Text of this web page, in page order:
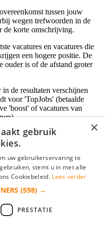
tussen jouw
wegen trefwoorden in de
de korte omschrijving.
vacatures en vacatures die
een hogere positie. De
ouder is of de afstand groter
de resultaten verschijnen
voor 'TopJobs' (betaalde
'boost' of vacatures van
×
gebruik
uw gebruikerservaring te
stemt u in met alle
Cookiebeleid. Lees verder
(598) →
PRESTATIE